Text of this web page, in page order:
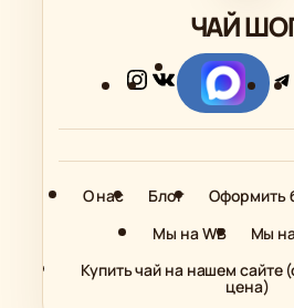
ЧАЙ
Instagram
ВКонтакте
Ссылка
О нас Блог
Оформить
Мы на WB
Мы
Купить чай на нашем сайте
цена)